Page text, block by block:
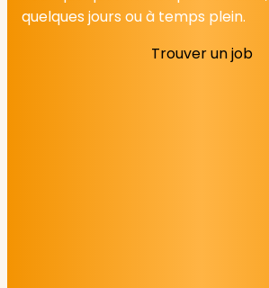
quelques jours ou à temps plein.
Trouver un job